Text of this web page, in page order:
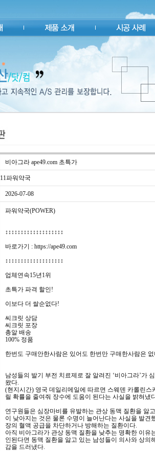
비아그라 ape49.com 초특가
11파워약국
2026-07-08
파워약국(POWER)
↕↕↕↕↕↕↕↕↕↕↕↕↕↕↕↕↕↕↕
바로가기 : https://ape49.com
↕↕↕↕↕↕↕↕↕↕↕↕↕↕↕↕↕↕↕
업체연속15년1위
초특가 파격 할인!
이보다 더 쌀순없다!
씨크릿 상담
씨크릿 포장
총알 배송
100% 정품
한번도 구매안한사람은 있어도 한번만 구매한사람은 없
남성들의 발기 부전 치료제로 잘 알려진 ‘비아그라’가
왔다.
(현지시간) 영국 데일리메일에 따르면 스웨덴 카롤린
릴 확률을 줄여줘 장수에 도움이 된다는 사실을 밝혀냈
연구원들은 심장마비를 유발하는 관상 동맥 질환을 앓
이 낮아지는 것은 물론 수명이 늘어난다는 사실을 발
장의 혈액 공급을 차단하거나 방해하는 질환이다.
아직 비아그라가 관상 동맥 질환을 낮추는 명확한 이
인된다면 동맥 질환을 앓고 있는 남성들이 의사와 상
감을 드러냈다.